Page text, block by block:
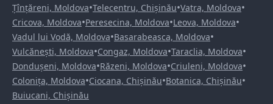
Țînțăreni, Moldova•Telecentru, Chișinău•Vatra, Moldova•
Cricova, Moldova•Peresecina, Moldova•Leova, Moldova•
Vadul lui Vodă, Moldova•Basarabeasca, Moldova•
Vulcănești, Moldova•Congaz, Moldova•Taraclia, Moldova•
Dondușeni, Moldova•Răzeni, Moldova•Criuleni, Moldova•
Colonița, Moldova•Ciocana, Chișinău•Botanica, Chișinău•
Buiucani, Chișinău